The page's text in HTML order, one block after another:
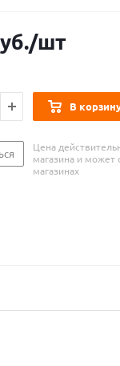
/шт
В
Цена
магазина и может
магазинах